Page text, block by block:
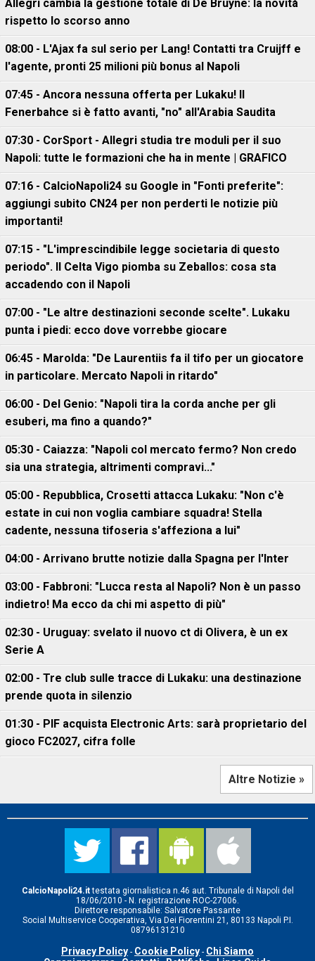
Allegri cambia la gestione totale di De Bruyne: la novità
rispetto lo scorso anno
08:00 - L'Ajax fa sul serio per Lang! Contatti tra Cruijff e
l'agente, pronti 25 milioni più bonus al Napoli
07:45 - Ancora nessuna offerta per Lukaku! Il
Fenerbahce si è fatto avanti, "no" all'Arabia Saudita
07:30 - CorSport - Allegri studia tre moduli per il suo
Napoli: tutte le formazioni che ha in mente | GRAFICO
07:16 - CalcioNapoli24 su Google in "Fonti preferite":
aggiungi subito CN24 per non perderti le notizie più
importanti!
07:15 - "L'imprescindibile legge societaria di questo
periodo". Il Celta Vigo piomba su Zeballos: cosa sta
accadendo con il Napoli
07:00 - "Le altre destinazioni seconde scelte". Lukaku
punta i piedi: ecco dove vorrebbe giocare
06:45 - Marolda: "De Laurentiis fa il tifo per un giocatore
in particolare. Mercato Napoli in ritardo"
06:00 - Del Genio: "Napoli tira la corda anche per gli
esuberi, ma fino a quando?"
05:30 - Caiazza: "Napoli col mercato fermo? Non credo
sia una strategia, altrimenti compravi..."
05:00 - Repubblica, Crosetti attacca Lukaku: "Non c'è
estate in cui non voglia cambiare squadra! Stella
cadente, nessuna tifoseria s'affeziona a lui"
04:00 - Arrivano brutte notizie dalla Spagna per l'Inter
03:00 - Fabbroni: "Lucca resta al Napoli? Non è un passo
indietro! Ma ecco da chi mi aspetto di più"
02:30 - Uruguay: svelato il nuovo ct di Olivera, è un ex
Serie A
02:00 - Tre club sulle tracce di Lukaku: una destinazione
prende quota in silenzio
01:30 - PIF acquista Electronic Arts: sarà proprietario del
gioco FC2027, cifra folle
Altre Notizie »
CalcioNapoli24.ittestata giornalistica n.46 aut. Tribunale di Napoli del
18/06/2010 - N. registrazione ROC-27006.
Direttore responsabile: Salvatore Passante
Social Multiservice Cooperativa, Via Dei Fiorentini 21, 80133 Napoli P.I.
08796131210
Privacy Policy - Cookie Policy - Chi Siamo